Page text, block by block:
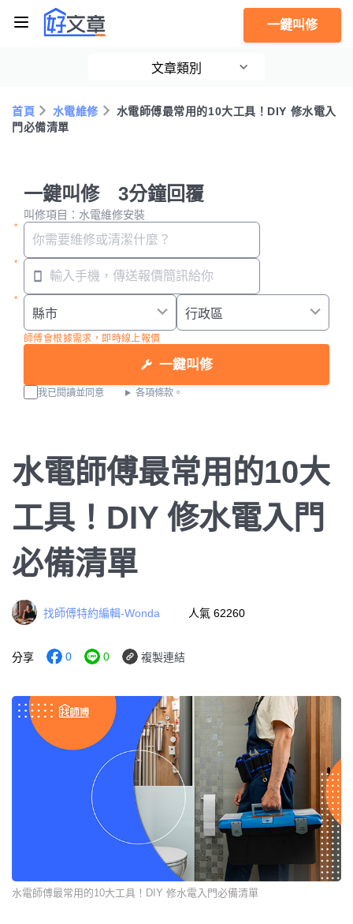
一鍵叫修
文章類別
首頁 水電維修
水電師傅最常用的10大工具！DIY 修水電入
門必備清單
一鍵叫修 3分鐘回覆
叫修項目：水電維修安裝
師傅會根據需求，即時線上報價
一鍵叫修
我已閱讀並同意 各項條款。
水電師傅最常用的10大
工具！DIY 修水電入門
必備清單
找師傅特約編輯-Wonda 人氣 62260
分享 0 0 複製連結
水電師傅最常用的10大工具！DIY 修水電入門必備清單